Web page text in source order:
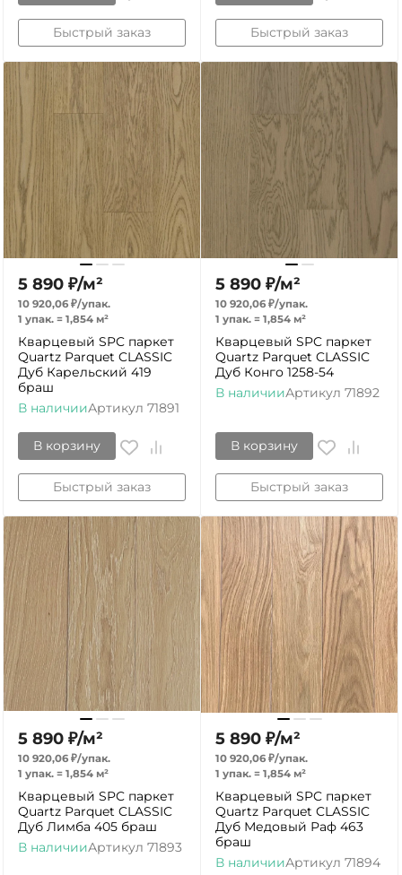
Быстрый заказ Быстрый заказ
5 890 ₽/м²
10 920,06 ₽/упак.
1 упак. = 1,854 м²
Кварцевый SPC паркет
Quartz Parquet CLASSIC
Дуб Карельский 419
браш
В наличииАртикул 71891
В корзину
Быстрый заказ
5 890 ₽/м²
10 920,06 ₽/упак.
1 упак. = 1,854 м²
Кварцевый SPC паркет
Quartz Parquet CLASSIC
Дуб Конго 1258-54
В наличииАртикул 71892
В корзину
Быстрый заказ
5 890 ₽/м²
10 920,06 ₽/упак.
1 упак. = 1,854 м²
Кварцевый SPC паркет
Quartz Parquet CLASSIC
Дуб Лимба 405 браш
В наличииАртикул 71893
5 890 ₽/м²
10 920,06 ₽/упак.
1 упак. = 1,854 м²
Кварцевый SPC паркет
Quartz Parquet CLASSIC
Дуб Медовый Раф 463
браш
В наличииАртикул 71894